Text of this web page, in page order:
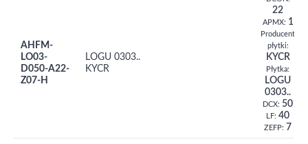
AHFM-
LO03-
D050-A22-
Z07-H
LOGU 0303..
KYCR
22
APMX: 1
Producent
płytki:
KYCR
Płytka:
LOGU
0303..
DCX: 50
LF: 40
ZEFP: 7